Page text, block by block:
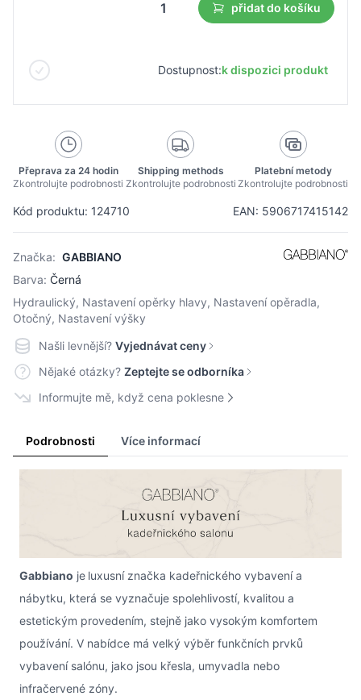
Kód produktu: 124710 EAN: 5906717415142
Značka: GABBIANO
Barva: Černá
Hydraulický, Nastavení opěrky hlavy, Nastavení opěradla,
Otočný, Nastavení výšky
přidat do košíku
Dostupnost:k dispozici produkt
Přeprava za 24 hodin
Zkontrolujte podrobnosti
Shipping methods
Zkontrolujte podrobnosti
Platební metody
Zkontrolujte podrobnosti
Našli levnější? Vyjednávat ceny
Nějaké otázky? Zeptejte se odborníka
Informujte mě, když cena poklesne
Podrobnosti Více informací
Gabbiano je luxusní značka kadeřnického vybavení a
nábytku, která se vyznačuje spolehlivostí, kvalitou a
estetickým provedením, stejně jako vysokým komfortem
používání. V nabídce má velký výběr funkčních prvků
vybavení salónu, jako jsou křesla, umyvadla nebo
infračervené zóny.